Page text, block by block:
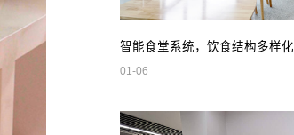
智能食堂系统，饮食结构多样化
01-06